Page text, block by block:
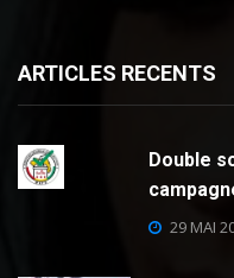
ARTICLES RECENTS
Double
29 MAI